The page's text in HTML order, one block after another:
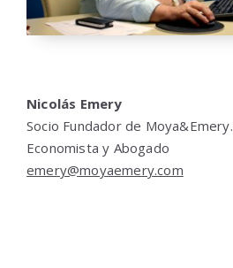
Nicolás Emery
Socio Fundador de Moya&Emery.
Economista y Abogado
emery@moyaemery.com